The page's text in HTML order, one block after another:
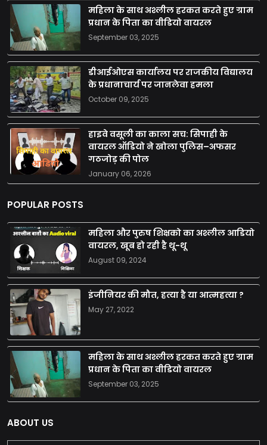
महिला के साथ अश्लील हरकत करते हुए ग्राम
प्रधान के पिता का वीडियो वायरल
September 03, 2025
डीआईओएस कार्यालय पर राजकीय विद्यालय
के प्रधानाचार्य पर जानलेवा हमला
October 09, 2025
हाइवे वसूली का काला सच: सिपाही के
वायरल ऑडियो ने खोला पुलिस–अफसर
गठजोड़ की पोल
January 06, 2026
POPULAR POSTS
महिला और पुरुष शिक्षको का अश्लील आडियो
वायरल, खूब हो रही है थू-थू
August 09, 2024
इंजीनियर की मौत, हत्या है या आत्महत्या ?
May 27, 2022
महिला के साथ अश्लील हरकत करते हुए ग्राम
प्रधान के पिता का वीडियो वायरल
September 03, 2025
ABOUT US